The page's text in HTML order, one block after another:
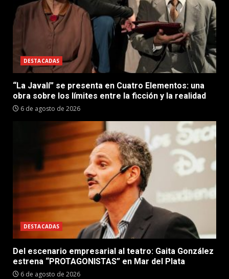
DESTACADAS
“La Javalí” se presenta en Cuatro Elementos: una
obra sobre los límites entre la ficción y la realidad
6 de agosto de 2026
DESTACADAS
Del escenario empresarial al teatro: Gaita González
estrena “PROTAGONISTAS” en Mar del Plata
6 de agosto de 2026